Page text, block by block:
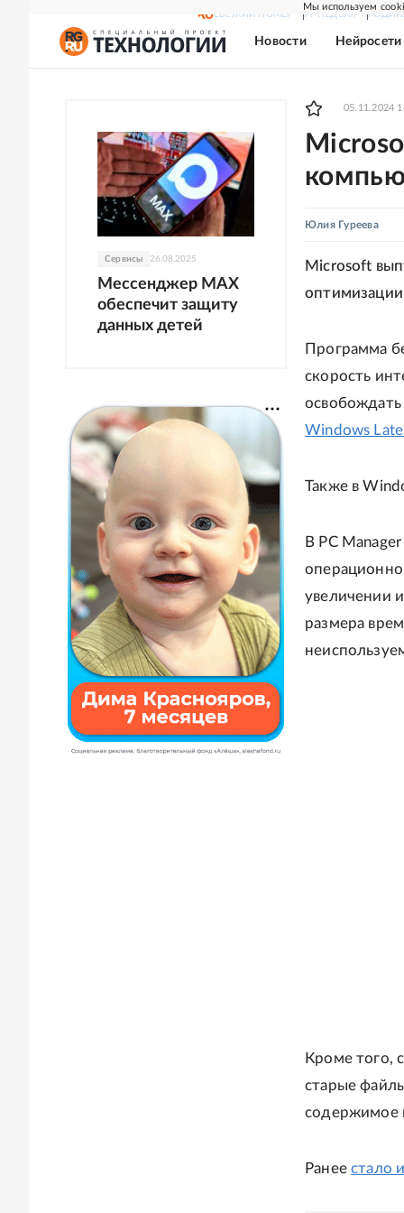
Мы используем
СВЕЖИЙ НОМЕР РГ-НЕДЕЛЯ
Новости Нейросети
Сервисы 26.08.2025
Мессенджер MAX
обеспечит защиту
данных детей
05.11.2024
Юлия Гуреева
Microsoft
Программа
скорость
Windows
Также в
В PC
увеличении
размера
Кроме того,
старые
содержимое
Ранеестало